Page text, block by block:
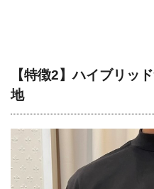
【特徴2】ハイブリッ
地